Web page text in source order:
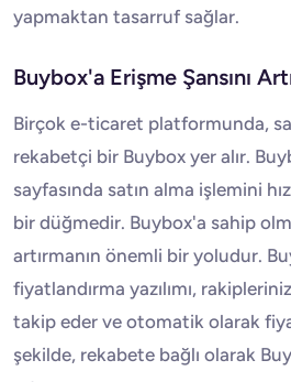
yapmaktan tasarruf sağlar.
Buybox'a Erişme Şansını
Birçok e-ticaret platformunda,
rekabetçi bir Buybox yer alır.
sayfasında satın alma işlemini
bir düğmedir. Buybox'a sahip
artırmanın önemli bir yoludur.
fiyatlandırma yazılımı,
takip eder ve otomatik olarak
şekilde, rekabete bağlı olarak